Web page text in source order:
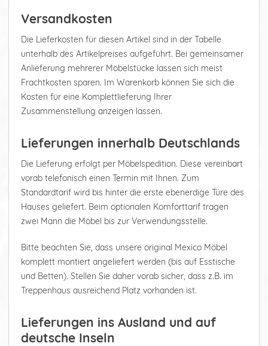
Versandkosten
Die Lieferkosten für diesen Artikel sind in der Tabelle
unterhalb des Artikelpreises aufgeführt. Bei gemeinsamer
Anlieferung mehrerer Möbelstücke lassen sich meist
Frachtkosten sparen. Im Warenkorb können Sie sich die
Kosten für eine Komplettlieferung Ihrer
Zusammenstellung anzeigen lassen.
Lieferungen innerhalb Deutschlands
Die Lieferung erfolgt per Möbelspedition. Diese vereinbart
vorab telefonisch einen Termin mit Ihnen. Zum
Standardtarif wird bis hinter die erste ebenerdige Türe des
Hauses geliefert. Beim optionalen Komforttarif tragen
zwei Mann die Möbel bis zur Verwendungsstelle.
Bitte beachten Sie, dass unsere original Mexico Möbel
komplett montiert angeliefert werden (bis auf Esstische
und Betten). Stellen Sie daher vorab sicher, dass z.B. im
Treppenhaus ausreichend Platz vorhanden ist.
Lieferungen ins Ausland und auf
deutsche Inseln